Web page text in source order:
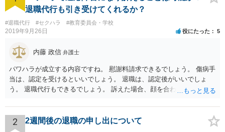
退職代行も引き受けてくれるか？
#退職代行 #セクハラ #教育委員会・学校
2019年9月26日 役にたった 5
内藤 政信 弁護士
パワハラが成立する内容ですね。 慰謝料請求できるでしょう。 傷病手
当は、認定を受けるといいでしょう。 退職は、認定後がいいでしょ
う。 退職代行もできるでしょう。 訴えた場合、顔を合わすことは、あ
れは 減じて来るでしょう。
2 2週間後の退職の申し出について